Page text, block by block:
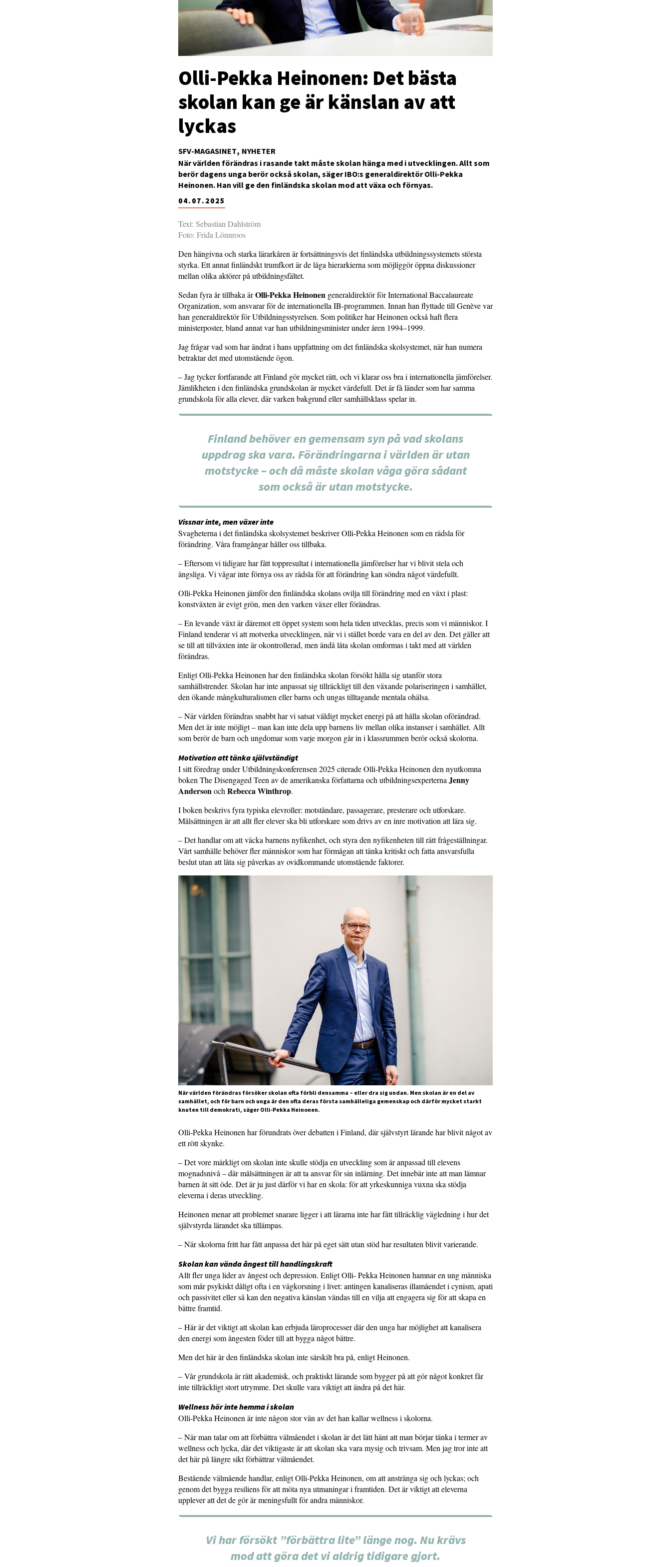
SFV-MAGASINET NYHETER
Olli-Pekka Heinonen: Det bästa
skolan kan ge är känslan av att
lyckas
04.07.2025
När världen förändras i rasande takt måste skolan hänga med i utvecklingen. Allt som
berör dagens unga berör också skolan, säger IBO:s generaldirektör Olli-Pekka
Heinonen. Han vill ge den finländska skolan mod att växa och förnyas.
Text: Sebastian Dahlström
Foto: Frida Lönnroos
Den hängivna och starka lärarkåren är fortsättningsvis det finländska utbildningssystemets största
styrka. Ett annat finländskt trumfkort är de låga hierarkierna som möjliggör öppna diskussioner
mellan olika aktörer på utbildningsfältet.
Sedan fyra år tillbaka ärOlli-Pekka Heinonen generaldirektör för International Baccalaureate
Organization, som ansvarar för de internationella IB-programmen. Innan han flyttade till Genève var
han generaldirektör för Utbildningsstyrelsen. Som politiker har Heinonen också haft flera
ministerposter, bland annat var han utbildningsminister under åren 1994–1999.
Jag frågar vad som har ändrat i hans uppfattning om det finländska skolsystemet, när han numera
betraktar det med utomstående ögon.
– Jag tycker fortfarande att Finland gör mycket rätt, och vi klarar oss bra i internationella jämförelser.
Jämlikheten i den finländska grundskolan är mycket värdefull. Det är få länder som har samma
grundskola för alla elever, där varken bakgrund eller samhällsklass spelar in.
Finland behöver en gemensam syn på vad skolans
uppdrag ska vara. Förändringarna i världen är utan
motstycke – och då måste skolan våga göra sådant
som också är utan motstycke.
Vissnar inte, men växer inte
Svagheterna i det finländska skolsystemet beskriver Olli-Pekka Heinonen som en rädsla för
förändring. Våra framgångar håller oss tillbaka.
– Eftersom vi tidigare har fått toppresultat i internationella jämförelser har vi blivit stela och
ängsliga. Vi vågar inte förnya oss av rädsla för att förändring kan söndra något värdefullt.
Olli-Pekka Heinonen jämför den finländska skolans ovilja till förändring med en växt i plast:
konstväxten är evigt grön, men den varken växer eller förändras.
– En levande växt är däremot ett öppet system som hela tiden utvecklas, precis som vi människor. I
Finland tenderar vi att motverka utvecklingen, när vi i stället borde vara en del av den. Det gäller att
se till att tillväxten inte är okontrollerad, men ändå låta skolan omformas i takt med att världen
förändras.
Enligt Olli-Pekka Heinonen har den finländska skolan försökt hålla sig utanför stora
samhällstrender. Skolan har inte anpassat sig tillräckligt till den växande polariseringen i samhället,
den ökande mångkulturalismen eller barns och ungas tilltagande mentala ohälsa.
– När världen förändras snabbt har vi satsat väldigt mycket energi på att hålla skolan oförändrad.
Men det är inte möjligt – man kan inte dela upp barnens liv mellan olika instanser i samhället. Allt
som berör de barn och ungdomar som varje morgon går in i klassrummen berör också skolorna.
Motivation att tänka självständigt
I sitt föredrag under Utbildningskonferensen 2025 citerade Olli-Pekka Heinonen den nyutkomna
boken The Disengaged Teen av de amerikanska författarna och utbildningsexperternaJenny
AndersonochRebecca Winthrop.
I boken beskrivs fyra typiska elevroller: motståndare, passagerare, presterare och utforskare.
Målsättningen är att allt fler elever ska bli utforskare som drivs av en inre motivation att lära sig.
– Det handlar om att väcka barnens nyfikenhet, och styra den nyfikenheten till rätt frågeställningar.
Vårt samhälle behöver fler människor som har förmågan att tänka kritiskt och fatta ansvarsfulla
beslut utan att låta sig påverkas av ovidkommande utomstående faktorer.
När världen förändras försöker skolan ofta förbli densamma – eller dra sig undan. Men skolan är en del av
samhället, och för barn och unga är den ofta deras första samhälleliga gemenskap och därför mycket starkt
knuten till demokrati, säger Olli-Pekka Heinonen.
Olli-Pekka Heinonen har förundrats över debatten i Finland, där självstyrt lärande har blivit något av
ett rött skynke.
– Det vore märkligt om skolan inte skulle stödja en utveckling som är anpassad till elevens
mognadsnivå – där målsättningen är att ta ansvar för sin inlärning. Det innebär inte att man lämnar
barnen åt sitt öde. Det är ju just därför vi har en skola: för att yrkeskunniga vuxna ska stödja
eleverna i deras utveckling.
Heinonen menar att problemet snarare ligger i att lärarna inte har fått tillräcklig vägledning i hur det
självstyrda lärandet ska tillämpas.
– När skolorna fritt har fått anpassa det här på eget sätt utan stöd har resultaten blivit varierande.
Skolan kan vända ångest till handlingskraft
Allt fler unga lider av ångest och depression. Enligt Olli- Pekka Heinonen hamnar en ung människa
som mår psykiskt dåligt ofta i en vägkorsning i livet: antingen kanaliseras illamåendet i cynism, apati
och passivitet eller så kan den negativa känslan vändas till en vilja att engagera sig för att skapa en
bättre framtid.
– Här är det viktigt att skolan kan erbjuda läroprocesser där den unga har möjlighet att kanalisera
den energi som ångesten föder till att bygga något bättre.
Men det här är den finländska skolan inte särskilt bra på, enligt Heinonen.
– Vår grundskola är rätt akademisk, och praktiskt lärande som bygger på att gör något konkret får
inte tillräckligt stort utrymme. Det skulle vara viktigt att ändra på det här.
Wellness hör inte hemma i skolan
Olli-Pekka Heinonen är inte någon stor vän av det han kallar wellness i skolorna.
– När man talar om att förbättra välmåendet i skolan är det lätt hänt att man börjar tänka i termer av
wellness och lycka, där det viktigaste är att skolan ska vara mysig och trivsam. Men jag tror inte att
det här på längre sikt förbättrar välmåendet.
Bestående välmående handlar, enligt Olli-Pekka Heinonen, om att anstränga sig och lyckas; och
genom det bygga resiliens för att möta nya utmaningar i framtiden. Det är viktigt att eleverna
upplever att det de gör är meningsfullt för andra människor.
Vi har försökt ”förbättra lite” länge nog. Nu krävs
mod att göra det vi aldrig tidigare gjort.